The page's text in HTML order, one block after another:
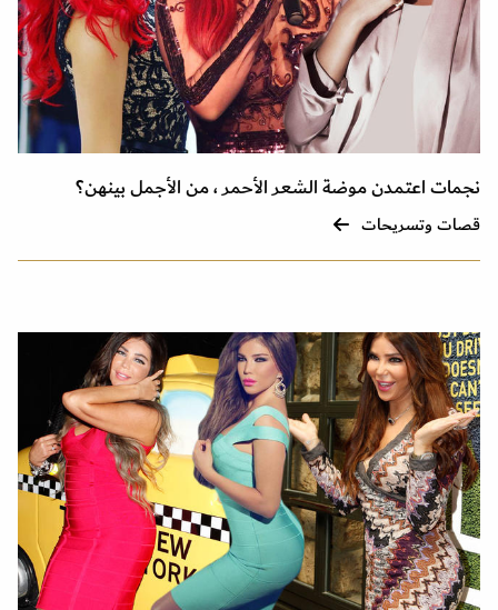
نجمات اعتمدن موضة الشعر الأحمر ، من الأجمل بينهن؟
قصات وتسريحات